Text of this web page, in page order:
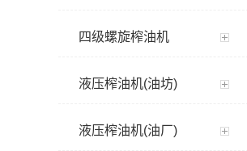
四级螺旋榨油机
液压榨油机(油坊)
液压榨油机(油厂)